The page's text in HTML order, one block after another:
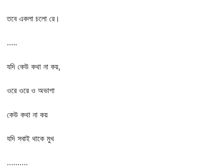
তবে একলা চলো রে।
…..
যদি কেউ কথা না কয়,
ওরে ওরে ও অভাগা
কেউ কথা না কয়
যদি সবাই থাকে মুখ
……….